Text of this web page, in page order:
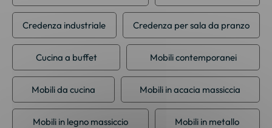
Credenza industriale Credenza per sala da pranzo
Cucina a buffet Mobili contemporanei
Mobili da cucina Mobili in acacia massiccia
Mobili in legno massiccio Mobili in metallo